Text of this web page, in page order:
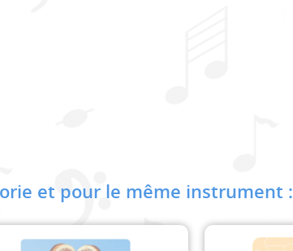
et pour le même instrument :